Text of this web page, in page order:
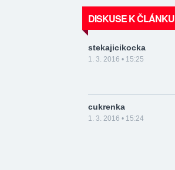
DISKUSE K ČLÁNKU
stekajicikocka
1. 3. 2016 • 15:25
cukrenka
1. 3. 2016 • 15:24